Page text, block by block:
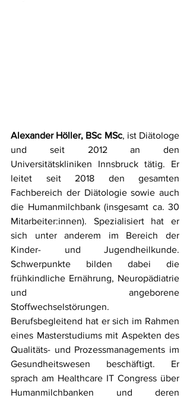
Alexander Höller, BSc MSc, ist Diätologe
und seit 2012 an den
Universitätskliniken Innsbruck tätig. Er
leitet seit 2018 den gesamten
Fachbereich der Diätologie sowie auch
die Humanmilchbank (insgesamt ca. 30
Mitarbeiter:innen). Spezialisiert hat er
sich unter anderem im Bereich der
Kinder- und Jugendheilkunde.
Schwerpunkte bilden dabei die
frühkindliche Ernährung, Neuropädiatrie
und angeborene
Stoffwechselstörungen.
Berufsbegleitend hat er sich im Rahmen
eines Masterstudiums mit Aspekten des
Qualitäts- und Prozessmanagements im
Gesundheitswesen beschäftigt. Er
sprach am Healthcare IT Congress über
Humanmilchbanken und deren